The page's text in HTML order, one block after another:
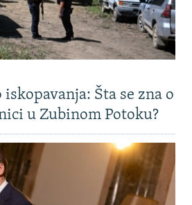
iskopavanja: Šta se zna o
u Zubinom Potoku?